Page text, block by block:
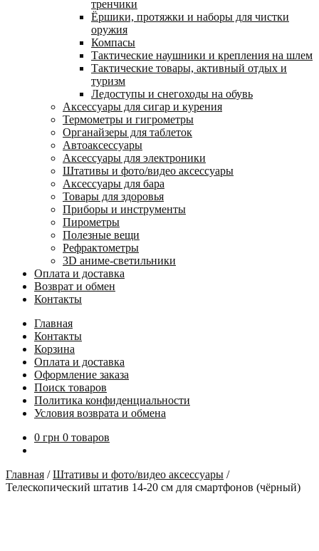
тренчики
Ëршики, протяжки и наборы для чистки
оружия
Компасы
Тактические наушники и крепления на шлем
Тактические товары, активный отдых и
туризм
Ледоступы и снегоходы на обувь
Аксессуары для сигар и курения
Термометры и гигрометры
Органайзеры для таблеток
Автоаксессуары
Аксессуары для электроники
Штативы и фото/видео аксессуары
Аксессуары для бара
Товары для здоровья
Приборы и инструменты
Пирометры
Полезные вещи
Рефрактометры
3D аниме-светильники
Оплата и доставка
Возврат и обмен
Контакты
Главная
Контакты
Корзина
Оплата и доставка
Оформление заказа
Поиск товаров
Политика конфиденциальности
Условия возврата и обмена
0 грн 0 товаров
Главная /Штативы и фото/видео аксессуары /
Телескопический штатив 14-20 см для смартфонов (чёрный)